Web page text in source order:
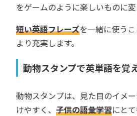
をゲームのように楽しいものに変
短い英語フレーズを一緒に使う
より充実します。
動物スタンプで英単語を覚
動物スタンプは、見た目のイメ
けやすく、 子供の語彙学習にと